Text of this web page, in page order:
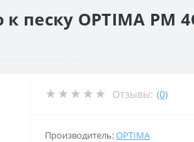
OPTIMA PM
Отзывы: (0)
Производитель:OPTIMA